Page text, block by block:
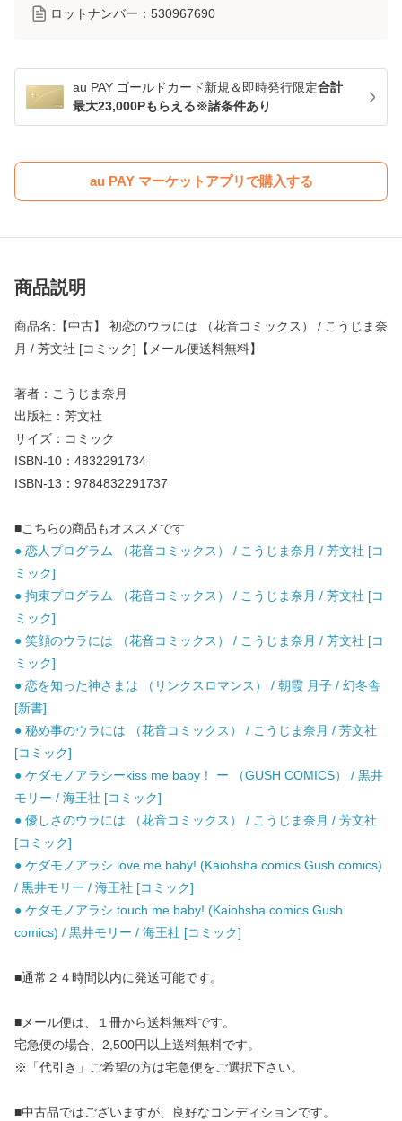
ロットナンバー： 530967690
au PAY ゴールドカード新規＆即時発行限定合計
最大23,000Pもらえる※諸条件あり
au PAY マーケットアプリで購入する
商品説明
商品名:【中古】 初恋のウラには （花音コミックス） / こうじま奈
月 / 芳文社 [コミック]【メール便送料無料】
著者：こうじま奈月
出版社：芳文社
サイズ：コミック
ISBN-10：4832291734
ISBN-13：9784832291737
■こちらの商品もオススメです
● 恋人プログラム （花音コミックス） / こうじま奈月 / 芳文社 [コ
ミック]
● 拘束プログラム （花音コミックス） / こうじま奈月 / 芳文社 [コ
ミック]
● 笑顔のウラには （花音コミックス） / こうじま奈月 / 芳文社 [コ
ミック]
● 恋を知った神さまは （リンクスロマンス） / 朝霞 月子 / 幻冬舎
[新書]
● 秘め事のウラには （花音コミックス） / こうじま奈月 / 芳文社
[コミック]
● ケダモノアラシーkiss me baby！ ー （GUSH COMICS） / 黒井
モリー / 海王社 [コミック]
● 優しさのウラには （花音コミックス） / こうじま奈月 / 芳文社
[コミック]
● ケダモノアラシ love me baby! (Kaiohsha comics Gush comics)
/ 黒井モリー / 海王社 [コミック]
● ケダモノアラシ touch me baby! (Kaiohsha comics Gush
comics) / 黒井モリー / 海王社 [コミック]
■通常２４時間以内に発送可能です。
■メール便は、１冊から送料無料です。
宅急便の場合、2,500円以上送料無料です。
※「代引き」ご希望の方は宅急便をご選択下さい。
■中古品ではございますが、良好なコンディションです。